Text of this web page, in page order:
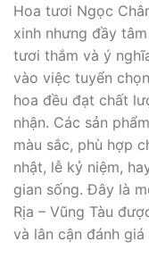
Hoa tươi Ngọc
xinh nhưng đầy
tươi thắm và ý
vào việc tuyển
hoa đều đạt chất
nhận. Các sản
màu sắc, phù hợp
nhật, lễ kỷ niệm,
gian sống. Đây là
Rịa – Vũng Tàu
và lân cận đánh